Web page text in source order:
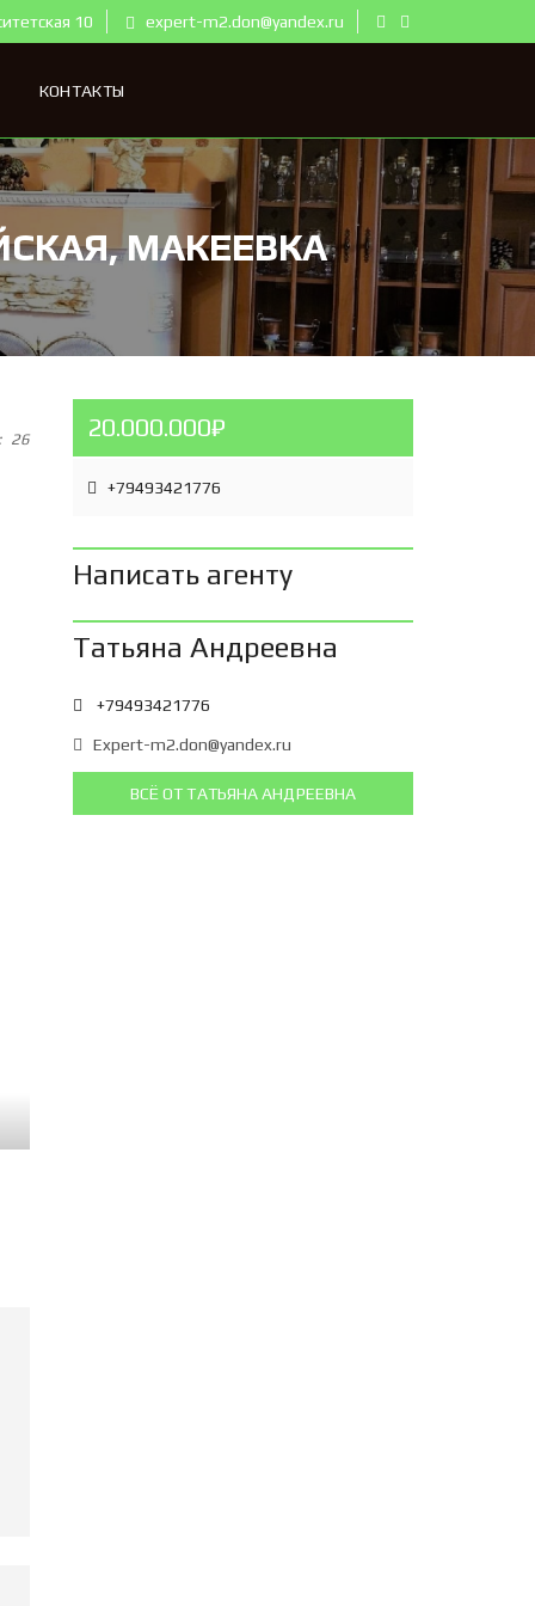
10 expert-m2.don@yandex.ru
КОНТАКТЫ
МАКЕЕВКА
26 20.000.000₽
+79493421776
Написать агенту
Татьяна Андреевна
+79493421776
Expert-m2.don@yandex.ru
ВСЁ ОТ ТАТЬЯНА АНДРЕЕВНА